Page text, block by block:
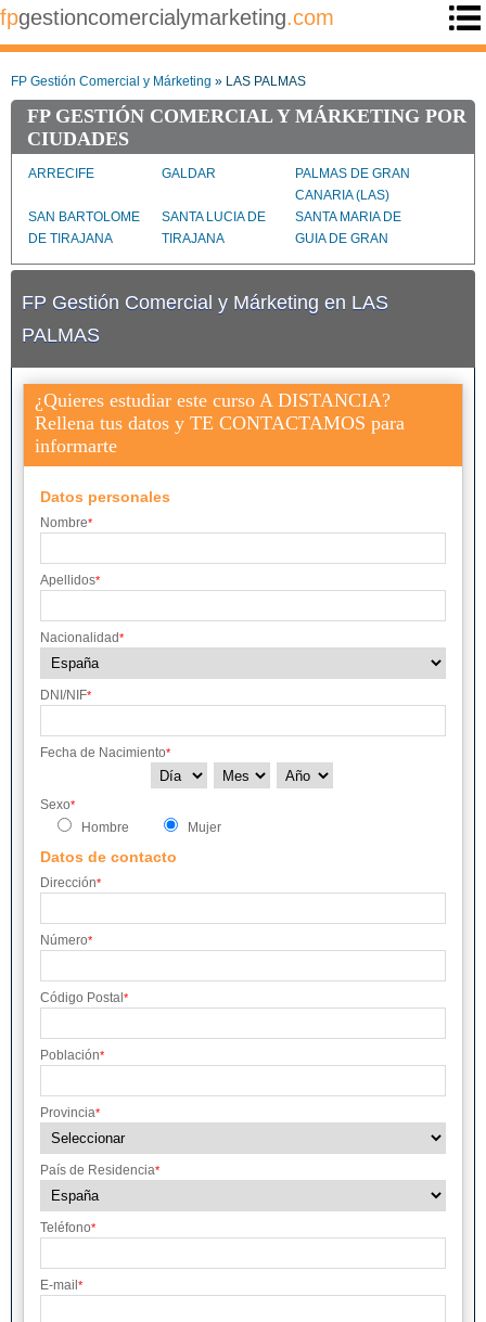
fpgestioncomercialymarketing.com
FP Gestión Comercial y Márketing » LAS PALMAS
FP GESTIÓN COMERCIAL Y MÁRKETING POR
CIUDADES
ARRECIFE GALDAR
PALMAS DE GRAN
CANARIA (LAS)
SAN BARTOLOME
DE TIRAJANA
SANTA LUCIA DE
TIRAJANA
SANTA MARIA DE
GUIA DE GRAN
CANARIA
FP Gestión Comercial y Márketing en LAS
PALMAS
¿Quieres estudiar este curso A DISTANCIA?
Rellena tus datos y TE CONTACTAMOS para
informarte
Datos personales
Nombre*
Apellidos*
Nacionalidad*
DNI/NIF*
Fecha de Nacimiento*
Sexo*
Hombre Mujer
Datos de contacto
Dirección*
Número*
Código Postal *
Población*
Provincia*
País de Residencia*
Teléfono*
E-mail *